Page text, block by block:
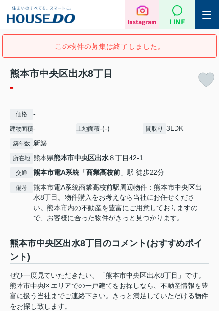
Instagram LINE
この物件の募集は終了しました。
熊本市中央区出水8丁目
-
価格 -
建物面積- 土地面積-(-) 間取り 3LDK
築年数 新築
所在地 熊本県熊本市中央区出水８丁目42-1
交通 熊本市電A系統「商業高校前 」駅 徒歩22分
備考
熊本市電A系統商業高校前駅周辺物件：熊本市中央区出
水8丁目。物件購入をお考えなら当社にお任せくださ
い。熊本市内の不動産を豊富にご用意しておりますの
で、お客様に合った物件がきっと見つかります。
熊本市中央区出水8丁目のコメント(おすすめポイ
ント)
ぜひ一度見ていただきたい、「熊本市中央区出水8丁目」です。
熊本市中央区エリアでの一戸建てをお探しなら、不動産情報を豊
富に扱う当社までご連絡下さい。きっと満足していただける物件
をお探し致します。